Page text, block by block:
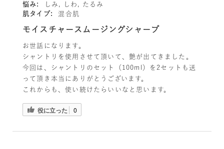
悩み:
しみ, しわ, たるみ
肌タイプ:
混合肌
モイスチャースムージングシャープ
お世話になります。
シャントリを使用させて頂いて、艶が出てきました。
今回は、シャントリのセット（100ml）を2セットも送
って頂き本当にありがとうございます。
これからも、使い続けたらいいなと思います。
役に立った 0